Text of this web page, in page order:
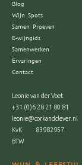
Blog
Wijn Spots
Samen Proeven
E-wijngids
Samenwerken
Ervaringen
Contact
Leonie van der Voet
+31 (0)6 28 21 80 81
leonie@corkandclever.nl
KvK
83982957
BTW